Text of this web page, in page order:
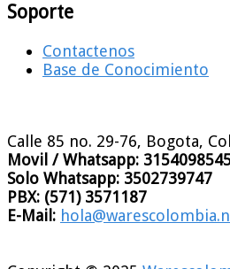
Soporte
Contactenos
Base de Conocimiento
Calle 85 no. 29-76, Bogota,
Movil / Whatsapp:
Solo Whatsapp: 3502739747
PBX: (571) 3571187
E-Mail: